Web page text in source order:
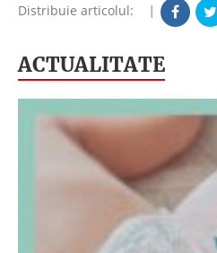
Distribuie articolul: |
ACTUALITATE